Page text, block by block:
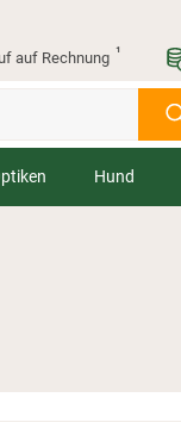
auf Rechnung ¹
Hund